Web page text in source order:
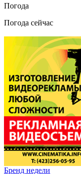
Погода
Погода сейчас
Бренд недели